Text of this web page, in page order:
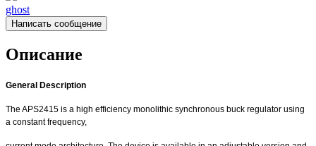
ghost
Написать сообщение
Описание
General Description
The APS2415 is a high efficiency monolithic synchronous buck regulator using
a constant frequency,